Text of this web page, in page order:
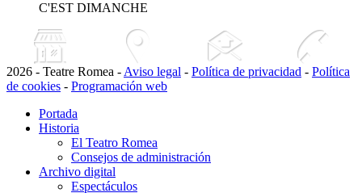
C'EST DIMANCHE
2026 - Teatre Romea - Aviso legal - Política de privacidad - Política
de cookies - Programación web
Portada
Historia
El Teatro Romea
Consejos de administración
Archivo digital
Espectáculos